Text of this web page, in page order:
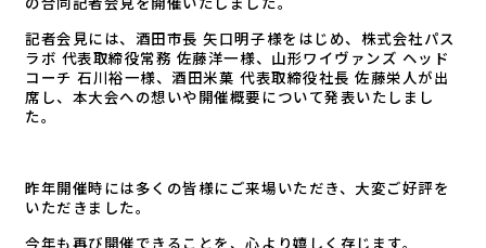
記者会見には、酒田市長 矢口明子様をはじめ、株式会社パス
ラボ 代表取締役常務 佐藤洋一様、山形ワイヴァンズ ヘッド
コーチ 石川裕一様、酒田米菓 代表取締役社長 佐藤栄人が出
席し、本大会への想いや開催概要について発表いたしまし
た。
昨年開催時には多くの皆様にご来場いただき、大変ご好評を
いただきました。
今年も再び開催できることを、心より嬉しく存じます。